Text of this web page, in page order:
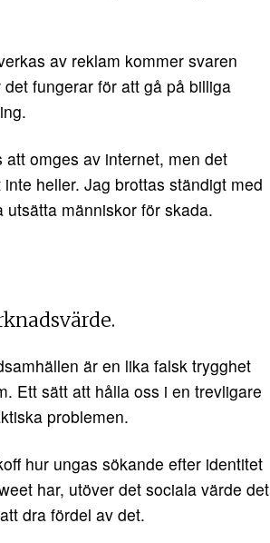
av reklam kommer svaren
fungerar för att gå på billiga
omges av internet, men det
heller. Jag brottas ständigt med
människor för skada.
är en lika falsk trygghet
Ett sätt att hålla oss i en trevligare
problemen.
hur ungas sökande efter identitet
har, utöver det sociala värde det
dra fördel av det.